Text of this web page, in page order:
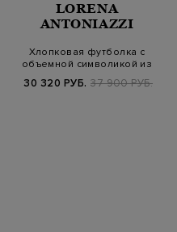
LORENA
ANTONIAZZI
Хлопковая футболка с
объемной символикой из
30 320 РУБ. 37 900 РУБ.